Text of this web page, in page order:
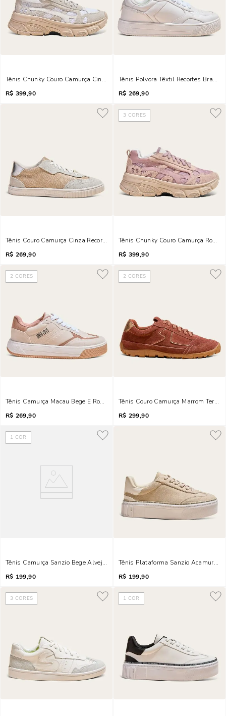
Tênis Chunky Couro Camurça Cinza Alvejado Mesh
R$ 399,90
Tênis Polvora Têxtil Recortes Branco
R$ 269,90
Tênis Couro Camurça Cinza Recorte Tramado
R$ 269,90
3 CORES
Tênis Chunky Couro Camurça Rosa
R$ 399,90
2 CORES
Tênis Camurça Macau Bege E Rosa
R$ 269,90
2 CORES
Tênis Couro Camurça Marrom
R$ 299,90
1 COR
Tênis Camurça Sanzio Bege Alvejado
R$ 199,90
Tênis Plataforma Sanzio
R$ 199,90
3 CORES 1 COR